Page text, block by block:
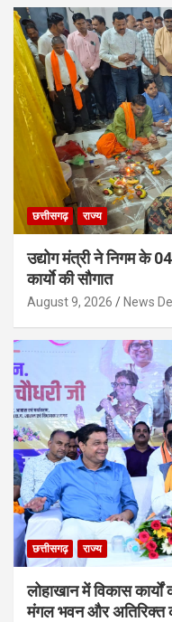
छत्तीसगढ़ राज्य
उद्योग मंत्री ने निगम के
कार्याे की सौगात
August 9, 2026 News
छत्तीसगढ़ राज्य
लोहाखान में विकास
मंगल भवन और अतिरिक्त